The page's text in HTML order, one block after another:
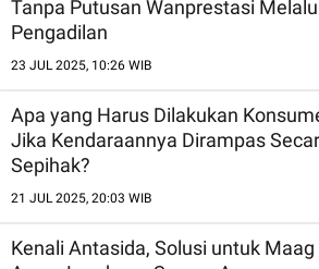
Tanpa Putusan Wanprestasi
Pengadilan
23 JUL 2025, 10:26 WIB
Apa yang Harus Dilakukan
Jika Kendaraannya Dirampas
Sepihak?
21 JUL 2025, 20:03 WIB
Kenali Antasida, Solusi untuk Maag